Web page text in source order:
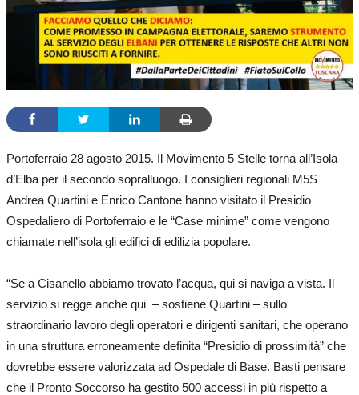
Portoferraio 28 agosto 2015. Il Movimento 5 Stelle torna all’Isola
d’Elba per il secondo sopralluogo. I consiglieri regionali M5S
Andrea Quartini e Enrico Cantone hanno visitato il Presidio
Ospedaliero di Portoferraio e le “Case minime” come vengono
chiamate nell’isola gli edifici di edilizia popolare.
“Se a Cisanello abbiamo trovato l’acqua, qui si naviga a vista. Il
servizio si regge anche qui – sostiene Quartini – sullo
straordinario lavoro degli operatori e dirigenti sanitari, che operano
in una struttura erroneamente definita “Presidio di prossimità” che
dovrebbe essere valorizzata ad Ospedale di Base. Basti pensare
che il Pronto Soccorso ha gestito 500 accessi in più rispetto a